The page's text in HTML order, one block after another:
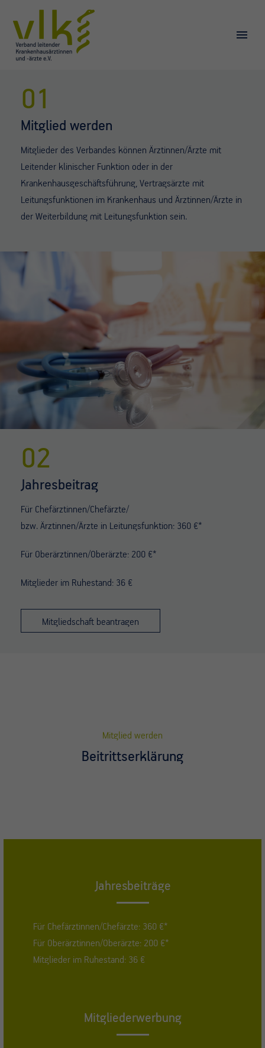
01
Mitglied werden
Mitglieder des Verbandes können Ärztinnen/Ärzte mit
Leitender klinischer Funktion oder in der
Krankenhausgeschäftsführung, Vertragsärzte mit
Leitungsfunktionen im Krankenhaus und Ärztinnen/Ärzte in
der Weiterbildung mit Leitungsfunktion sein.
02
Jahresbeitrag
Für Chefärztinnen/Chefärzte/
bzw. Ärztinnen/Ärzte in Leitungsfunktion: 360 €*
Für Oberärztinnen/Oberärzte: 200 €*
Mitglieder im Ruhestand: 36 €
Mitgliedschaft beantragen
Mitglied werden
Beitrittserklärung
Jahresbeiträge
Für Chefärztinnen/Chefärzte: 360 €*
Für Oberärztinnen/Oberärzte: 200 €*
Mitglieder im Ruhestand: 36 €
Mitgliederwerbung